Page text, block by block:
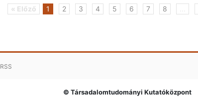
« Előző 1 2 3 4 5 6 7 8
RSS
© Társadalomtudományi Kutatóközpont